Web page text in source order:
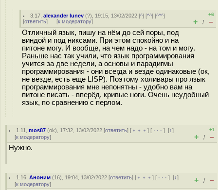
3.17 ,alexander lunev (?), 19:15, 13/02/2022 [^] [^^] [^^^]
[ответить] [к модератору]
+6
+ / –
Отличный язык, пишу на нём до сей поры, под
виндой и под никсами. При этом спокойно и на
питоне могу. И вообще, на чем надо - на том и могу.
Раньше нас так учили, что язык программирования
учится за две недели, а основы и парадигмы
программирования - они всегда и везде одинаковые (ок,
не везде, есть еще LISP). Поэтому холивары про язык
программирования мне непонятны - удобно вам на
питоне писать - вперёд, кривые ноги. Очень неудобный
язык, по сравнению с перлом.
1.11 ,mos87 (ok), 17:32, 13/02/2022 [ответить] [ ﹢﹢﹢] [ · · ·][↑]
[к модератору]
+1
+ / –
Нужно.
1.16 ,Аноним (16), 19:04, 13/02/2022 [ответить] [ ﹢﹢﹢] [ · · ·][↓]
[к модератору] + / –